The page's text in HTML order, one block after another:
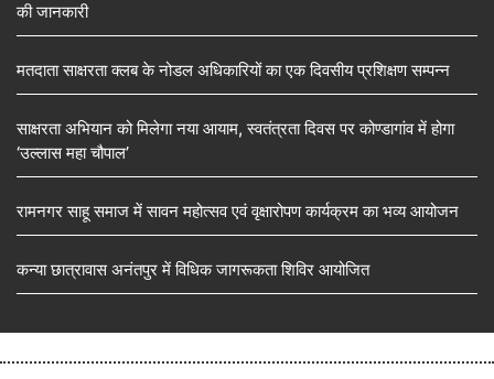
की जानकारी
मतदाता साक्षरता क्लब के नोडल अधिकारियों का एक दिवसीय प्रशिक्षण सम्पन्न
साक्षरता अभियान को मिलेगा नया आयाम, स्वतंत्रता दिवस पर कोण्डागांव में होगा
‘उल्लास महा चौपाल’
रामनगर साहू समाज में सावन महोत्सव एवं वृक्षारोपण कार्यक्रम का भव्य आयोजन
कन्या छात्रावास अनंतपुर में विधिक जागरूकता शिविर आयोजित